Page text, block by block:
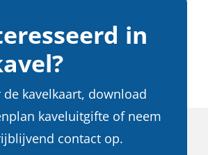
in
de kavelkaart, download
kaveluitgifte of neem
contact op.